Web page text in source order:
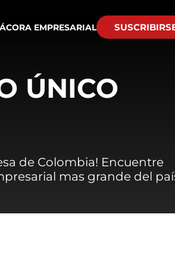
EMPRESARIAL
ÚNICO
de Colombia! Encuentre
mas grande del